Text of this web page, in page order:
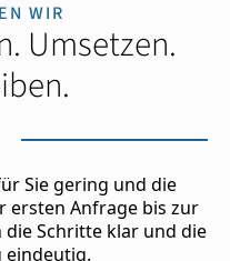
WIR
Umsetzen.
Sie gering und die
ersten Anfrage bis zur
Schritte klar und die